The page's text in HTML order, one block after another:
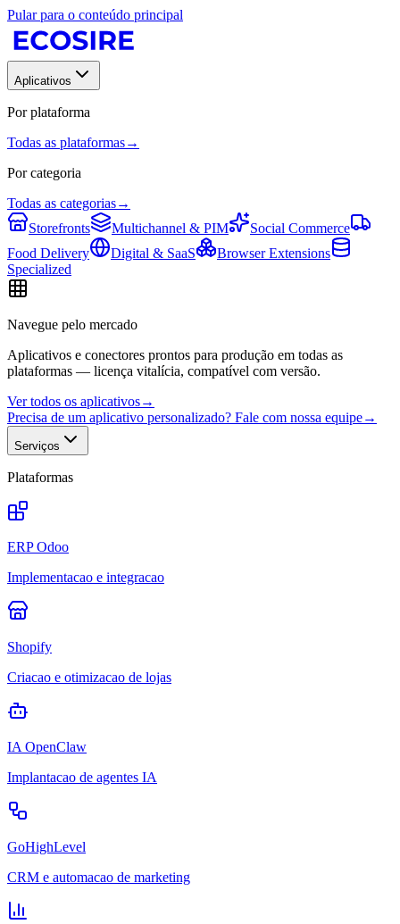
Pular para o conteúdo principal
Aplicativos
Por plataforma
Todas as plataformas→
Por categoria
Todas as categorias→
Storefronts
Multichannel & PIM
Social Commerce
Food Delivery
Digital & SaaS
Browser Extensions
Specialized
Navegue pelo mercado
Aplicativos e conectores prontos para produção em todas as
plataformas — licença vitalícia, compatível com versão.
Ver todos os aplicativos→
Precisa de um aplicativo personalizado? Fale com nossa equipe→
Serviços
Plataformas
ERP Odoo
Implementacao e integracao
Shopify
Criacao e otimizacao de lojas
IA OpenClaw
Implantacao de agentes IA
GoHighLevel
CRM e automacao de marketing